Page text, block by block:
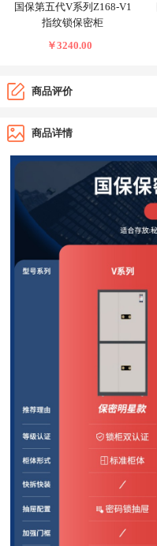
国保第五代V系列Z168-V1
指纹锁保密柜
￥3240.00
商品评价
商品详情